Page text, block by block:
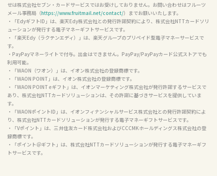
せは株式会社セブン・カードサービスではお受けしておりません。お問い合わせはフルーツ
メール事務局（https://www.fruitmail.net/contact/）までお願いいたします。
・「EdyギフトID」は、楽天Edy株式会社との発行許諾契約により、株式会社NTTカードソリ
ューションが発行する電子マネーギフトサービスです。
・「楽天Edy（ラクテンエディ）」は、楽天グループのプリペイド型電子マネーサービスで
す。
・PayPayマネーライトで付与。出金はできません。PayPay/PayPayカード公式ストアでも
利用可能。
・「WAON（ワオン）」は、イオン株式会社の登録商標です。
・「WAON POINT」は、イオン株式会社の登録商標です。
・「WAON POINT eギフト」は、イオンマーケティング株式会社が発行許諾するサービスで
あり、株式会社NTTカードソリューションは、その許諾に基づきサービスを提供していま
す。
・「WAONポイントID」は、イオンフィナンシャルサービス株式会社との発行許諾契約によ
り、株式会社NTTカードソリューションが発行する電子マネーギフトサービスです。
・「Vポイント」は、三井住友カード株式会社およびCCCMKホールディングス株式会社の登
録商標です。
・「ポイント＠ギフト」は、株式会社NTTカードソリューションが発行する電子マネーギフ
トサービスです。